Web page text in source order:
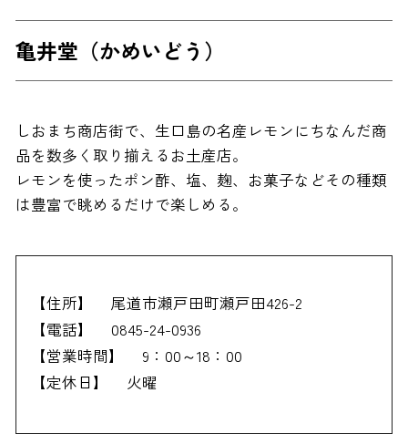
亀井堂（かめいどう）
しおまち商店街で、生口島の名産レモンにちなんだ商
品を数多く取り揃えるお土産店。
レモンを使ったポン酢、塩、麹、お菓子などその種類
は豊富で眺めるだけで楽しめる。
【住所】
尾道市瀬戸田町瀬戸田426-2
【電話】
0845-24-0936
【営業時間】
9：00～18：00
【定休日】
火曜